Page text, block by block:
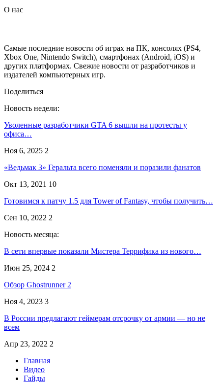
О нас
Самые последние новости об играх на ПК, консолях (PS4,
Xbox One, Nintendo Switch), смартфонах (Android, iOS) и
других платформах. Свежие новости от разработчиков и
издателей компьютерных игр.
Поделиться
Новость недели:
Уволенные разработчики GTA 6 вышли на протесты у
офиса…
Ноя 6, 2025 2
«Ведьмак 3» Геральта всего поменяли и поразили фанатов
Окт 13, 2021 10
Готовимся к патчу 1.5 для Tower of Fantasy, чтобы получить…
Сен 10, 2022 2
Новость месяца:
В сети впервые показали Мистера Террифика из нового…
Июн 25, 2024 2
Обзор Ghostrunner 2
Ноя 4, 2023 3
В России предлагают геймерам отсрочку от армии — но не
всем
Апр 23, 2022 2
Главная
Видео
Гайды